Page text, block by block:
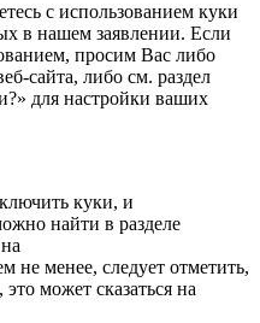
с использованием куки
в нашем заявлении. Если
просим Вас либо
сайта, либо см. раздел
для настройки ваших
куки, и
найти в разделе
не менее, следует отметить,
может сказаться на